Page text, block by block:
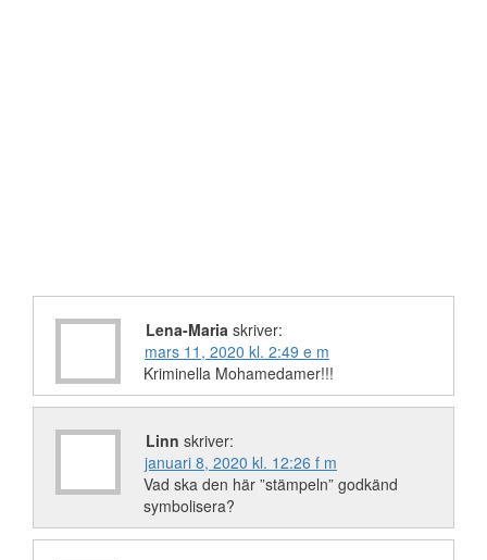
Lena-Maria skriver:
mars 11, 2020 kl. 2:49 e m
Kriminella Mohamedamer!!!
Linn skriver:
januari 8, 2020 kl. 12:26 f m
Vad ska den här ”stämpeln” godkänd
symbolisera?